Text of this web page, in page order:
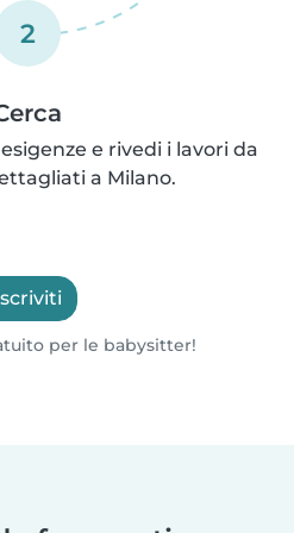
2
e rivedi i lavori da
a Milano.
per le babysitter!